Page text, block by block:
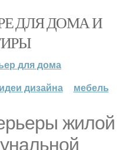
ДЛЯ ДОМА И
для дома
идеи дизайна мебель
жилой